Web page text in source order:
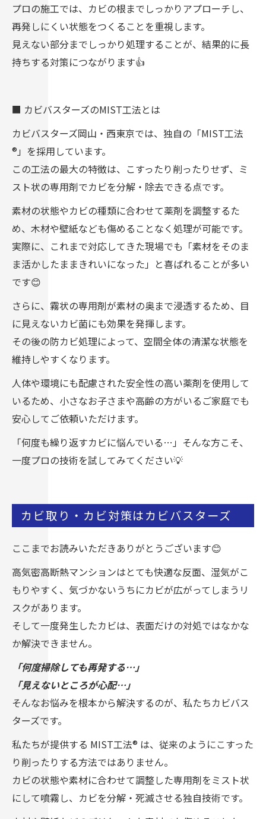
プロの施工では、カビの根までしっかりアプローチし、
再発しにくい状態をつくることを重視します。
見えない部分までしっかり処理することが、結果的に長
持ちする対策につながります👍
■ カビバスターズのMIST工法とは
カビバスターズ岡山・西東京では、独自の「MIST工法
®」を採用しています。
この工法の最大の特徴は、こすったり削ったりせず、ミ
スト状の専用剤でカビを分解・除去できる点です。
素材の状態やカビの種類に合わせて薬剤を調整するた
め、木材や壁紙なども傷めることなく処理が可能です。
実際に、これまで対応してきた現場でも「素材をそのま
ま活かしたままきれいになった」と喜ばれることが多い
です😊
さらに、霧状の専用剤が素材の奥まで浸透するため、目
に見えないカビ菌にも効果を発揮します。
その後の防カビ処理によって、空間全体の清潔な状態を
維持しやすくなります。
人体や環境にも配慮された安全性の高い薬剤を使用して
いるため、小さなお子さまや高齢の方がいるご家庭でも
安心してご依頼いただけます。
「何度も繰り返すカビに悩んでいる…」そんな方こそ、
一度プロの技術を試してみてください💡
カビ取り・カビ対策はカビバスターズ
ここまでお読みいただきありがとうございます😊
高気密高断熱マンションはとても快適な反面、湿気がこ
もりやすく、気づかないうちにカビが広がってしまうリ
スクがあります。
そして一度発生したカビは、表面だけの対処ではなかな
か解決できません。
「何度掃除しても再発する…」
「見えないところが心配…」
そんなお悩みを根本から解決するのが、私たちカビバス
ターズです。
私たちが提供する MIST工法® は、従来のようにこすった
り削ったりする方法ではありません。
カビの状態や素材に合わせて調整した専用剤をミスト状
にして噴霧し、カビを分解・死滅させる独自技術です。